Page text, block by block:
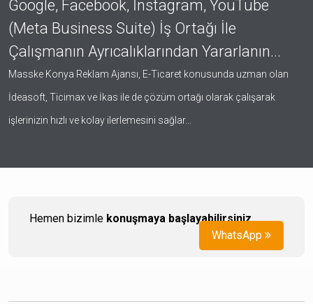
Google, Facebook, İnstagram, YouTube
(Meta Business Suite) İş Ortağı İle
Çalışmanın Ayrıcalıklarından Yararlanın...
Masske Konya Reklam Ajansı, E-Ticaret konusunda uzman olan
İdeasoft, Ticimax ve İkas ile de çözüm ortağı olarak çalışarak
işlerinizin hızlı ve kolay ilerlemesini sağlar...
Hemen bizimle konuşmaya başlayabilirsiniz.
WhatsApp